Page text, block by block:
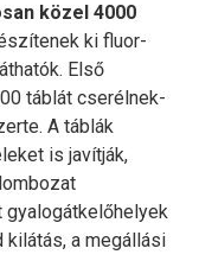
közel 4000
ki fluor-
Első
táblát cserélnek-
A táblák
is javítják,
kilátás, a megállási